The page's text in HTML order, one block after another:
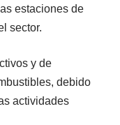
estaciones de
sector.
y de
debido
actividades